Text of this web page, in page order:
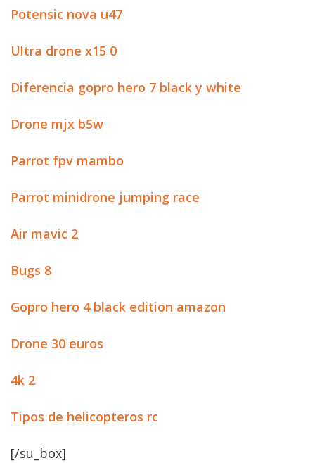
Potensic nova u47
Ultra drone x15 0
Diferencia gopro hero 7 black y white
Drone mjx b5w
Parrot fpv mambo
Parrot minidrone jumping race
Air mavic 2
Bugs 8
Gopro hero 4 black edition amazon
Drone 30 euros
4k 2
Tipos de helicopteros rc
[/su_box]